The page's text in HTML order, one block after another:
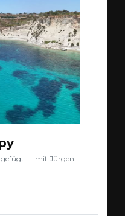
— mit Jürgen